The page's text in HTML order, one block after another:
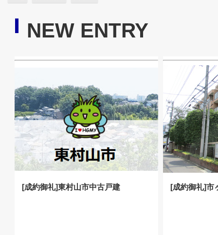
NEW ENTRY
[成約御礼]東村山市中古戸建 [成約御礼]市